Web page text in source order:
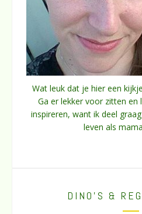
Wat leuk dat je hier een
Ga er lekker voor zitten en
inspireren, want ik deel
leven als
DINO’S &